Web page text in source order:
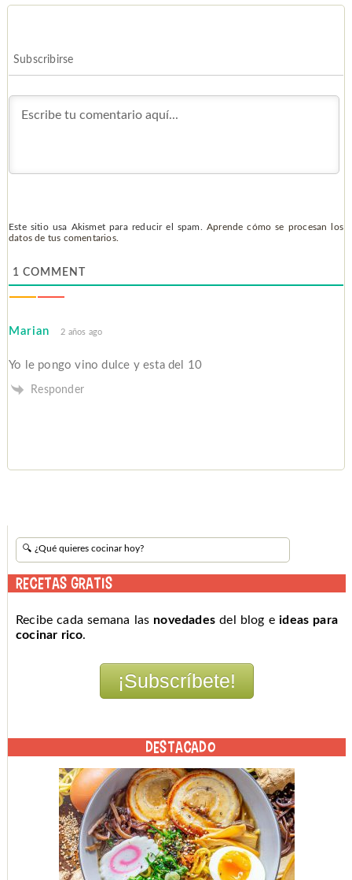
Subscribirse
Este sitio usa Akismet para reducir el spam. Aprende cómo se procesan los
datos de tus comentarios.
1 COMMENT
Marian 2 años ago
Yo le pongo vino dulce y esta del 10
Responder
RECETAS GRATIS
Recibe cada semana las novedades del blog eideas para
cocinar rico.
DESTACADO